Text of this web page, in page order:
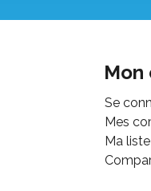
Mon
Se
Mes
Ma